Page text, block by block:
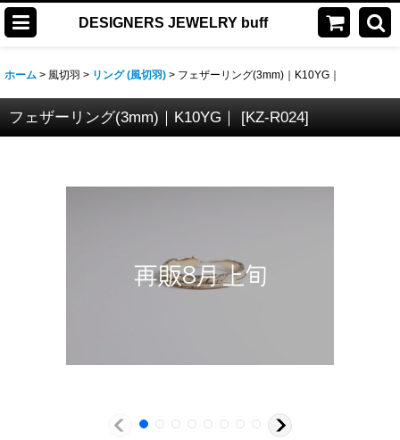
DESIGNERS JEWELRY buff
ホーム > 風切羽 > リング (風切羽) > フェザーリング(3mm)｜K10YG｜
フェザーリング(3mm)｜K10YG｜ [KZ-R024]